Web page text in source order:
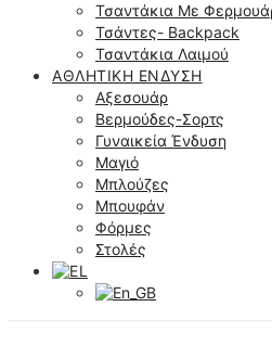
Τσαντάκια Με
Τσάντες- Backpack
Τσαντάκια Λαιμού
ΑΘΛΗΤΙΚΉ ΈΝΔΥΣΗ
Αξεσουάρ
Βερμούδες-Σορτς
Γυναικεία Ένδυση
Μαγιό
Μπλούζες
Μπουφάν
Φόρμες
Στολές